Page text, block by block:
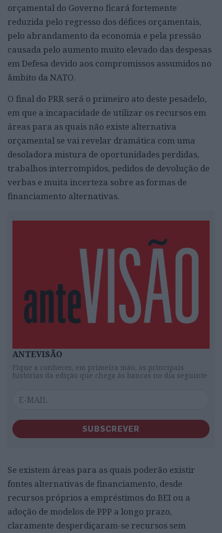
orçamental do Governo ficará fortemente
reduzida pelo regresso dos défices orçamentais,
pelo abrandamento da economia e pela pressão
causada pelo aumento muito elevado das despesas
em Defesa devido aos compromissos assumidos no
âmbito da NATO.
O final do PRR será o primeiro ato deste pesadelo,
em que a incapacidade de utilizar os recursos em
áreas para as quais não existe alternativa
orçamental se vai revelar dramática com uma
desoladora mistura de oportunidades perdidas,
trabalhos interrompidos, pedidos de devolução de
verbas e muita incerteza sobre as formas de
financiamento alternativas.
ANTEVISÃO
Fique a conhecer, em primeira mão, as principais
histórias da edição que chega às bancas no dia seguinte
SUBSCREVER
Se existem áreas para as quais poderão existir
fontes alternativas de financiamento, desde
recursos próprios a empréstimos do BEI ou a
adoção de modelos de PPP a longo prazo,
claramente desperdiçaram-se recursos sem